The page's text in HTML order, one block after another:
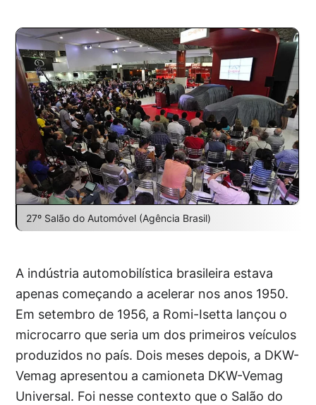
27º Salão do Automóvel (Agência Brasil)
A indústria automobilística brasileira estava
apenas começando a acelerar nos anos 1950.
Em setembro de 1956, a Romi-Isetta lançou o
microcarro que seria um dos primeiros veículos
produzidos no país. Dois meses depois, a DKW-
Vemag apresentou a camioneta DKW-Vemag
Universal. Foi nesse contexto que o Salão do